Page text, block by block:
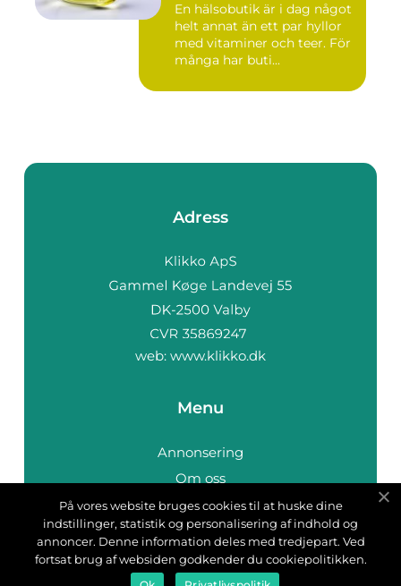
En hälsobutik är i dag något
helt annat än ett par hyllor
med vitaminer och teer. För
många har buti...
Adress
web: www.klikko.dk
Menu
Annonsering
Om oss
Cookies
Kontakta oss
Sitemap
På vores website bruges cookies til at huske dine
indstillinger, statistik og personalisering af indhold og
annoncer. Denne information deles med tredjepart. Ved
fortsat brug af websiden godkender du cookiepolitikken.